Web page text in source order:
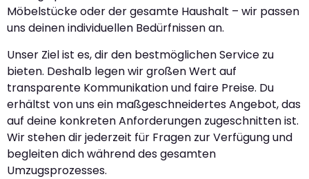
Möbelstücke oder der gesamte Haushalt – wir passen
uns deinen individuellen Bedürfnissen an.
Unser Ziel ist es, dir den bestmöglichen Service zu
bieten. Deshalb legen wir großen Wert auf
transparente Kommunikation und faire Preise. Du
erhältst von uns ein maßgeschneidertes Angebot, das
auf deine konkreten Anforderungen zugeschnitten ist.
Wir stehen dir jederzeit für Fragen zur Verfügung und
begleiten dich während des gesamten
Umzugsprozesses.